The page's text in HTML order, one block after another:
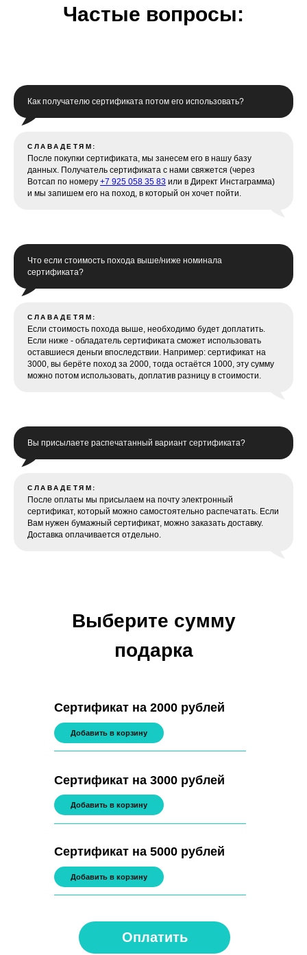
Частые вопросы:
Как получателю сертификата потом его использовать?
СЛАВАДЕТЯМ:
После покупки сертификата, мы занесем его в нашу базу
данных. Получатель сертификата с нами свяжется (через
Вотсап по номеру +7 925 058 35 83 или в Директ Инстаграмма)
и мы запишем его на поход, в который он хочет пойти.
Что если стоимость похода выше/ниже номинала
сертификата?
СЛАВАДЕТЯМ:
Если стоимость похода выше, необходимо будет доплатить.
Если ниже - обладатель сертификата сможет использовать
оставшиеся деньги впоследствии. Например: сертификат на
3000, вы берёте поход за 2000, тогда остаётся 1000, эту сумму
можно потом использовать, доплатив разницу в стоимости.
Вы присылаете распечатанный вариант сертификата?
СЛАВАДЕТЯМ:
После оплаты мы присылаем на почту электронный
сертификат, который можно самостоятельно распечатать. Если
Вам нужен бумажный сертификат, можно заказать доставку.
Доставка оплачивается отдельно.
Выберите сумму
подарка
Сертификат на 3000 рублей
Сертификат на 2000 рублей
Добавить в корзину
Добавить в корзину
Оплатить
Сертификат на 5000 рублей
Добавить в корзину
Канал в Max